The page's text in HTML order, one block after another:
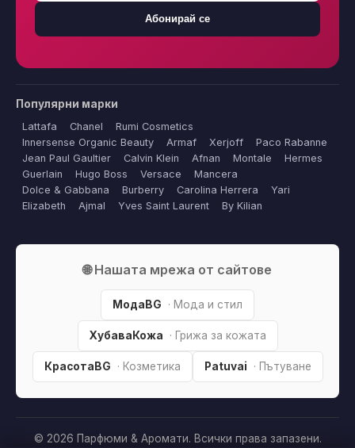
Абонирай се
Популярни марки
Lattafa Chanel
Rumi Cosmetics
Innersense Organic Beauty
Armaf Xerjoff
Paco Rabanne
Jean Paul Gaultier
Calvin Klein Afnan Montale
Hermes
Guerlain
Hugo Boss Versace
Mancera
Dolce & Gabbana
Burberry Carolina Herrera
Yari
Elizabeth
Ajmal Yves Saint Laurent By Kilian
🌐 Нашата мрежа от сайтове
МодаBG · Мода и стил
ХубаваКожа · Грижа за кожата
КрасотаBG · Козметика Patuvai · Пътуване
© 2026 Парфюми & Аромати. Всички права запазени.